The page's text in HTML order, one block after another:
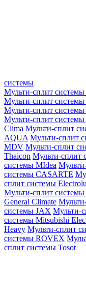
системы
Мульти-сплит
Мульти-сплит
Мульти-сплит
Мульти-сплит системы
Clima Мульти-сплит
AQUA Мульти-сплит
MDV Мульти-сплит
Thaicon Мульти-сплит
системы MIdea
системы CASARTE
сплит системы
Мульти-сплит системы
General Climate
системы JAX Мульти-
системы Mitsubishi
Heavy Мульти-сплит
системы ROVEX
сплит системы Tosot